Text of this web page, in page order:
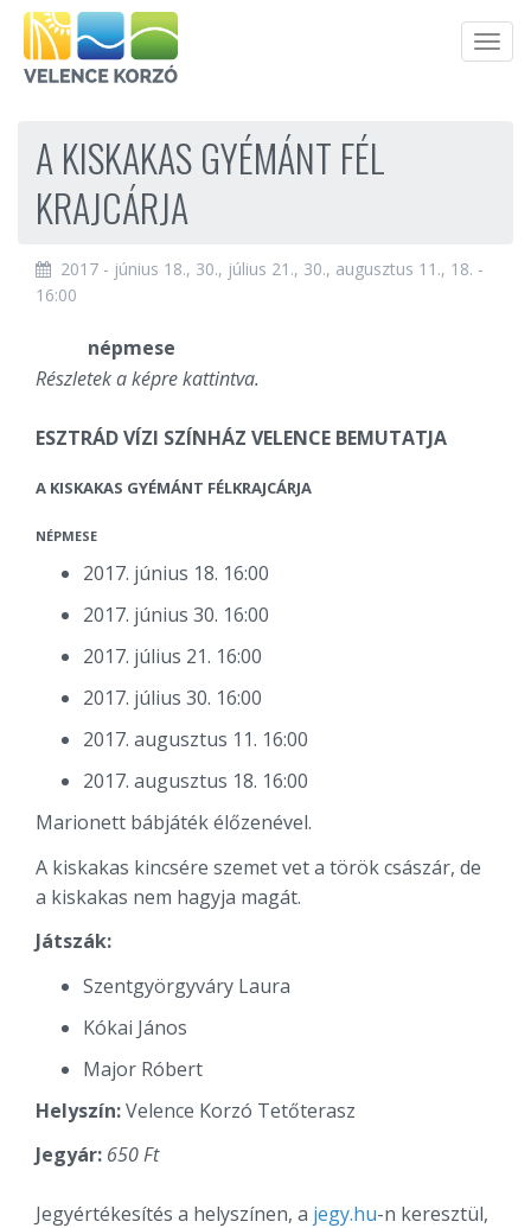
A KISKAKAS GYÉMÁNT FÉL
KRAJCÁRJA
2017 - június 18., 30., július 21., 30., augusztus 11., 18. -
16:00
népmese
Részletek a képre kattintva.
ESZTRÁD VÍZI SZÍNHÁZ VELENCE BEMUTATJA
A KISKAKAS GYÉMÁNT FÉLKRAJCÁRJA
NÉPMESE
2017. június 18. 16:00
2017. június 30. 16:00
2017. július 21. 16:00
2017. július 30. 16:00
2017. augusztus 11. 16:00
2017. augusztus 18. 16:00
Marionett bábjáték élőzenével.
A kiskakas kincsére szemet vet a török császár, de
a kiskakas nem hagyja magát.
Játszák:
Szentgyörgyváry Laura
Kókai János
Major Róbert
Helyszín:Velence Korzó Tetőterasz
Jegyár: 650 Ft
Jegyértékesítés a helyszínen, a jegy.hu-n keresztül,